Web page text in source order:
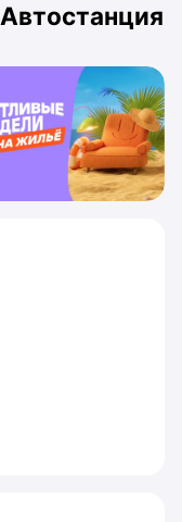
Автостанция